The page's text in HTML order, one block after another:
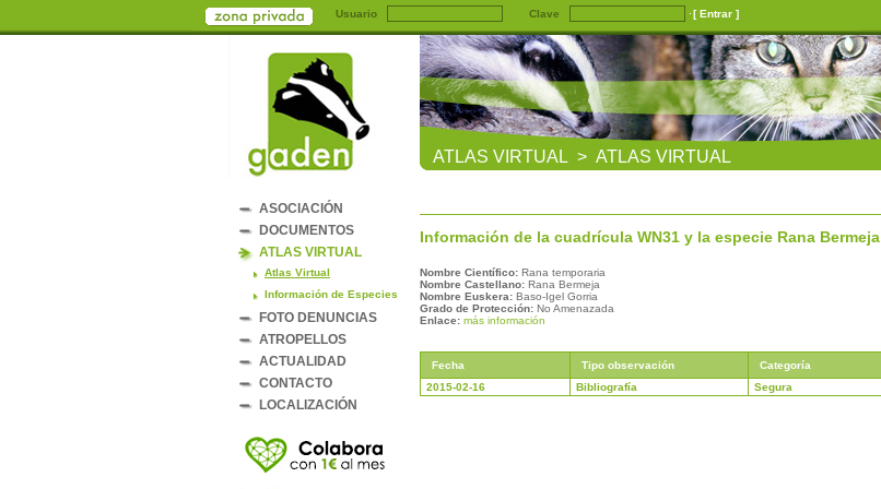
Usuario Clave
ASOCIACIÓN
DOCUMENTOS
ATLAS VIRTUAL
Atlas Virtual
Información de Especies
FOTO DENUNCIAS
ATROPELLOS
ACTUALIDAD
CONTACTO
LOCALIZACIÓN
ATLAS VIRTUAL > ATLAS VIRTUAL
Información de la cuadrícula WN31 y la especie Rana Bermeja
Nombre Científico: Rana temporaria
Nombre Castellano: Rana Bermeja
Nombre Euskera: Baso-Igel Gorria
Grado de Protección: No Amenazada
Enlace: más información
Fecha Tipo observación Categoría
2015-02-16
Bibliografía Segura